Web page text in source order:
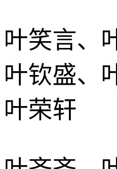
叶笑言、
叶钦盛、
叶荣轩